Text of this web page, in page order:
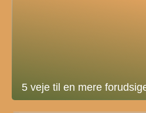
5 veje til en mere